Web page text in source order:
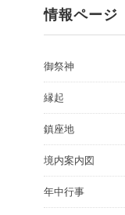
情報ページ
御祭神
縁起
鎮座地
境内案内図
年中行事